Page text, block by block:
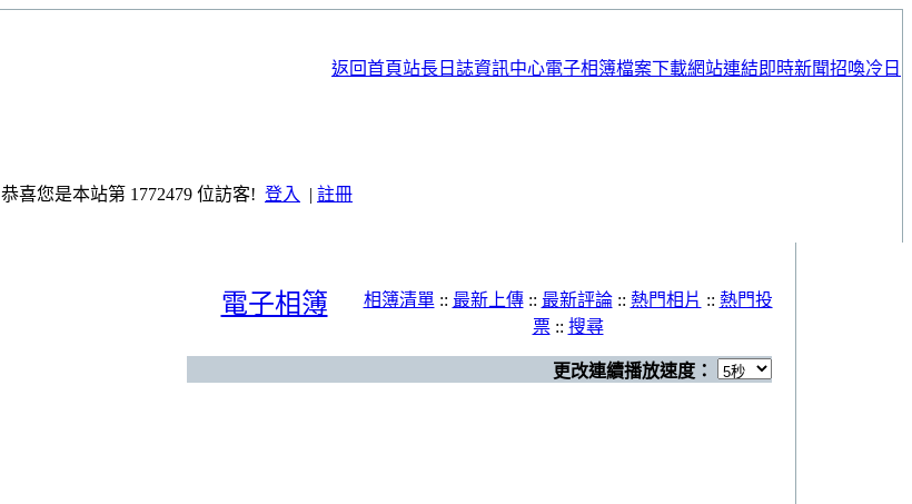
返回首頁站長日誌資訊中心電子相簿檔案下載網站連結即時新聞招喚冷日
恭喜您是本站第 1772479 位訪客! 登入 | 註冊
電子相簿 相簿清單:: 最新上傳:: 最新評論:: 熱門相片 :: 熱門投
票:: 搜尋
更改連續播放速度：